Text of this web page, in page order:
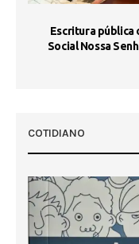
Escritura
Social Nossa
COTIDIANO